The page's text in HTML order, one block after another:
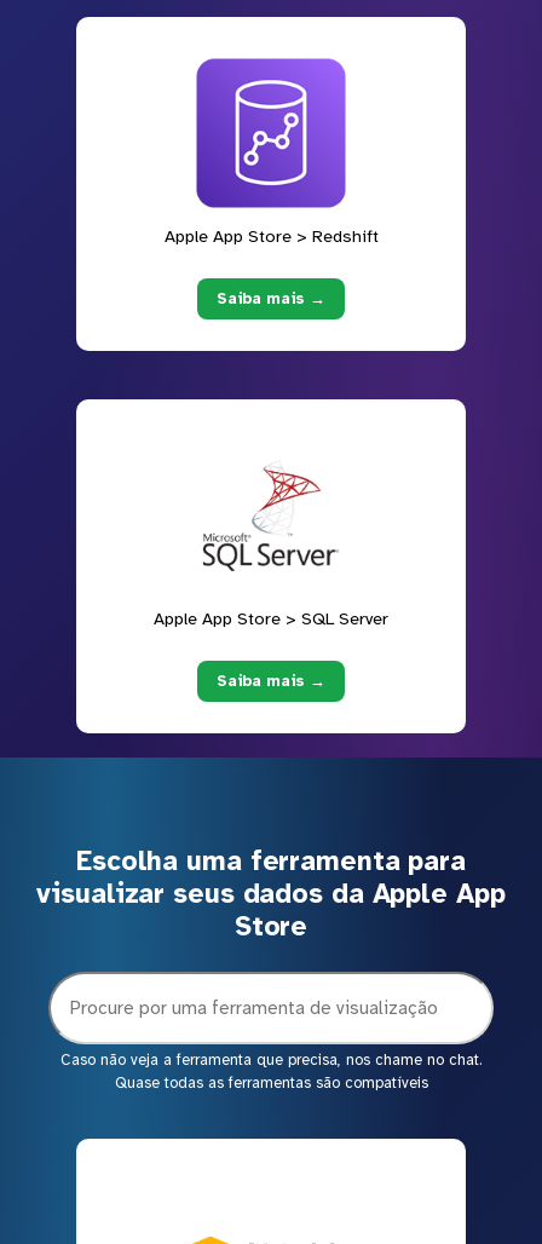
Apple App Store > Redshift
Saiba mais →
Apple App Store > SQL Server
Saiba mais →
Escolha uma ferramenta para
visualizar seus dados da Apple App
Store
Caso não veja a ferramenta que precisa, nos chame no chat.
Quase todas as ferramentas são compatíveis